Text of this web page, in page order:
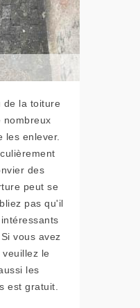
de la toiture
nombreux
les enlever.
des
peut se
pas qu'il
vous avez
le
les
est gratuit.